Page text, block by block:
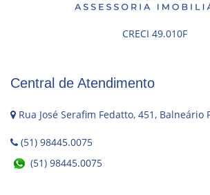
CRECI 49.010F
Central de Atendimento
Rua José Serafim Fedatto, 451, Balneário
(51) 98445.0075
(51) 98445.0075